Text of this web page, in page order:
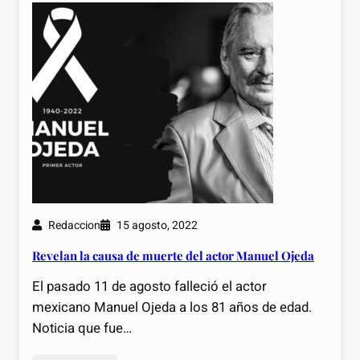
Redaccion 15 agosto, 2022
Revelan la causa de muerte del actor Manuel Ojeda
El pasado 11 de agosto falleció el actor
mexicano Manuel Ojeda a los 81 años de edad.
Noticia que fue…